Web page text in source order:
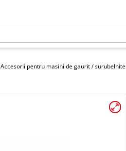
Accesorii pentru masini de gaurit / surubelnite